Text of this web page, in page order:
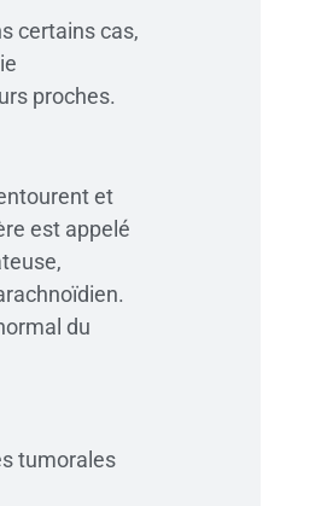
certains cas,
proches.
et
est appelé
du
tumorales